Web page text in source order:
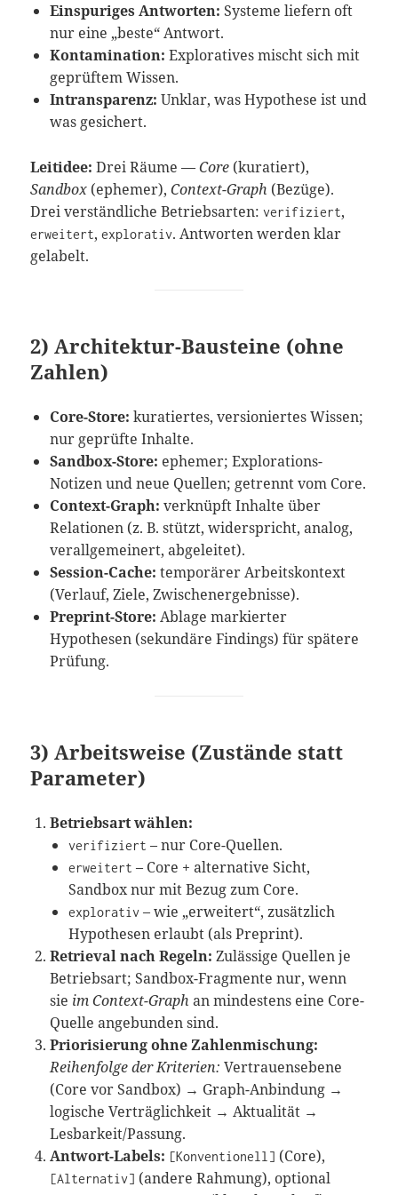
Einspuriges Antworten: Systeme liefern oft
nur eine „beste“ Antwort.
Kontamination: Exploratives mischt sich mit
geprüftem Wissen.
Intransparenz: Unklar, was Hypothese ist und
was gesichert.
Leitidee: Drei Räume —Core (kuratiert),
Sandbox (ephemer),Context-Graph (Bezüge).
Drei verständliche Betriebsarten:verifiziert,
erweitert,explorativ. Antworten werden klar
gelabelt.
2) Architektur-Bausteine (ohne
Zahlen)
Core-Store: kuratiertes, versioniertes Wissen;
nur geprüfte Inhalte.
Sandbox-Store: ephemer; Explorations-
Notizen und neue Quellen; getrennt vom Core.
Context-Graph: verknüpft Inhalte über
Relationen (z. B. stützt, widerspricht, analog,
verallgemeinert, abgeleitet).
Session-Cache: temporärer Arbeitskontext
(Verlauf, Ziele, Zwischenergebnisse).
Preprint-Store: Ablage markierter
Hypothesen (sekundäre Findings) für spätere
Prüfung.
3) Arbeitsweise (Zustände statt
Parameter)
Betriebsart wählen:
verifiziert – nur Core-Quellen.
erweitert – Core + alternative Sicht,
Sandbox nur mit Bezug zum Core.
explorativ – wie „erweitert“, zusätzlich
Hypothesen erlaubt (als Preprint).
Retrieval nach Regeln: Zulässige Quellen je
Betriebsart; Sandbox-Fragmente nur, wenn
sie im Context-Graph an mindestens eine Core-
Quelle angebunden sind.
Priorisierung ohne Zahlenmischung:
Reihenfolge der Kriterien: Vertrauensebene
(Core vor Sandbox) → Graph-Anbindung →
logische Verträglichkeit → Aktualität →
Lesbarkeit/Passung.
Antwort-Labels: [Konventionell] (Core),
[Alternativ] (andere Rahmung), optional